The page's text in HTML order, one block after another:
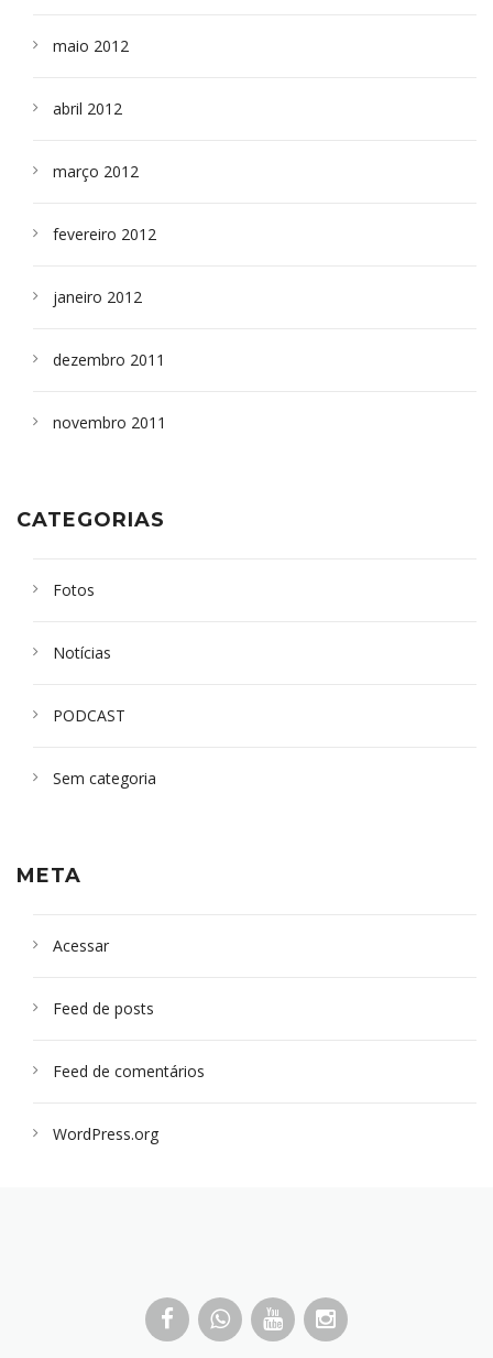
maio 2012
abril 2012
março 2012
fevereiro 2012
janeiro 2012
dezembro 2011
novembro 2011
CATEGORIAS
Fotos
Notícias
PODCAST
Sem categoria
META
Acessar
Feed de posts
Feed de comentários
WordPress.org